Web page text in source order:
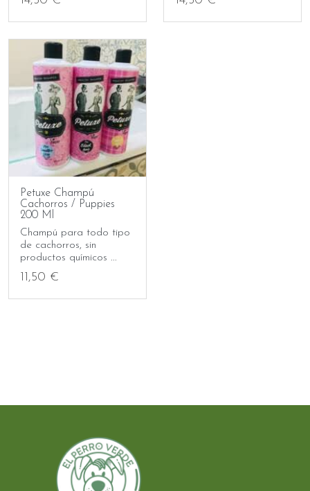
Petuxe Champú
Cachorros / Puppies
200 Ml
Champú para todo tipo
de cachorros, sin
productos químicos ...
11,50 €